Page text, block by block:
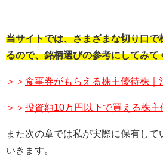
当サイトでは、さまざまな切り口で
るので、銘柄選びの参考にしてみて
＞＞ 食事券がもらえる株主優待株｜
＞＞ 投資額10万円以下で買える株主
また次の章では私が実際に保有して
いきます。